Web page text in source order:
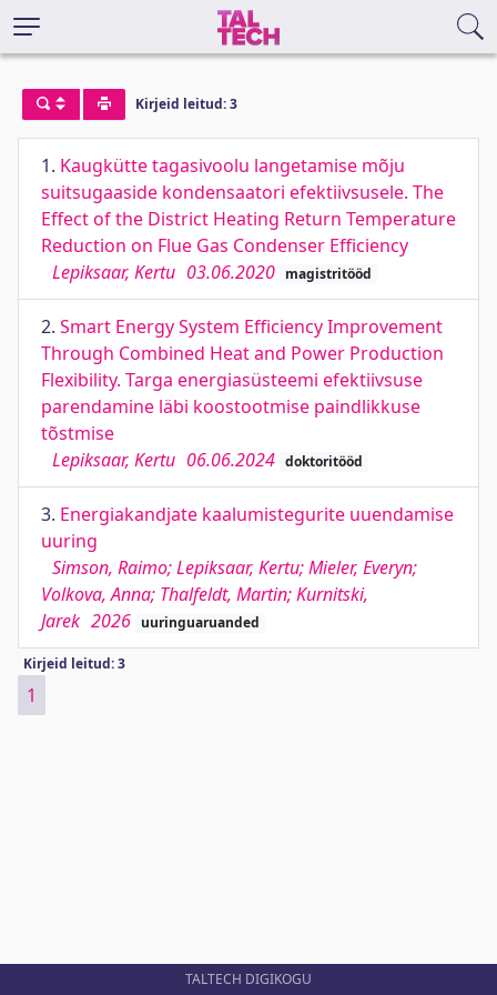
Kirjeid leitud: 3
1. Kaugkütte tagasivoolu langetamise mõju
suitsugaaside kondensaatori efektiivsusele. The
Effect of the District Heating Return Temperature
Reduction on Flue Gas Condenser Efficiency
Lepiksaar, Kertu 03.06.2020 magistritööd
2. Smart Energy System Efficiency Improvement
Through Combined Heat and Power Production
Flexibility. Targa energiasüsteemi efektiivsuse
parendamine läbi koostootmise paindlikkuse
tõstmise
Lepiksaar, Kertu 06.06.2024 doktoritööd
3. Energiakandjate kaalumistegurite uuendamise
uuring
Simson, Raimo; Lepiksaar, Kertu; Mieler, Everyn;
Volkova, Anna; Thalfeldt, Martin; Kurnitski,
Jarek 2026 uuringuaruanded
Kirjeid leitud: 3
1
TALTECH DIGIKOGU